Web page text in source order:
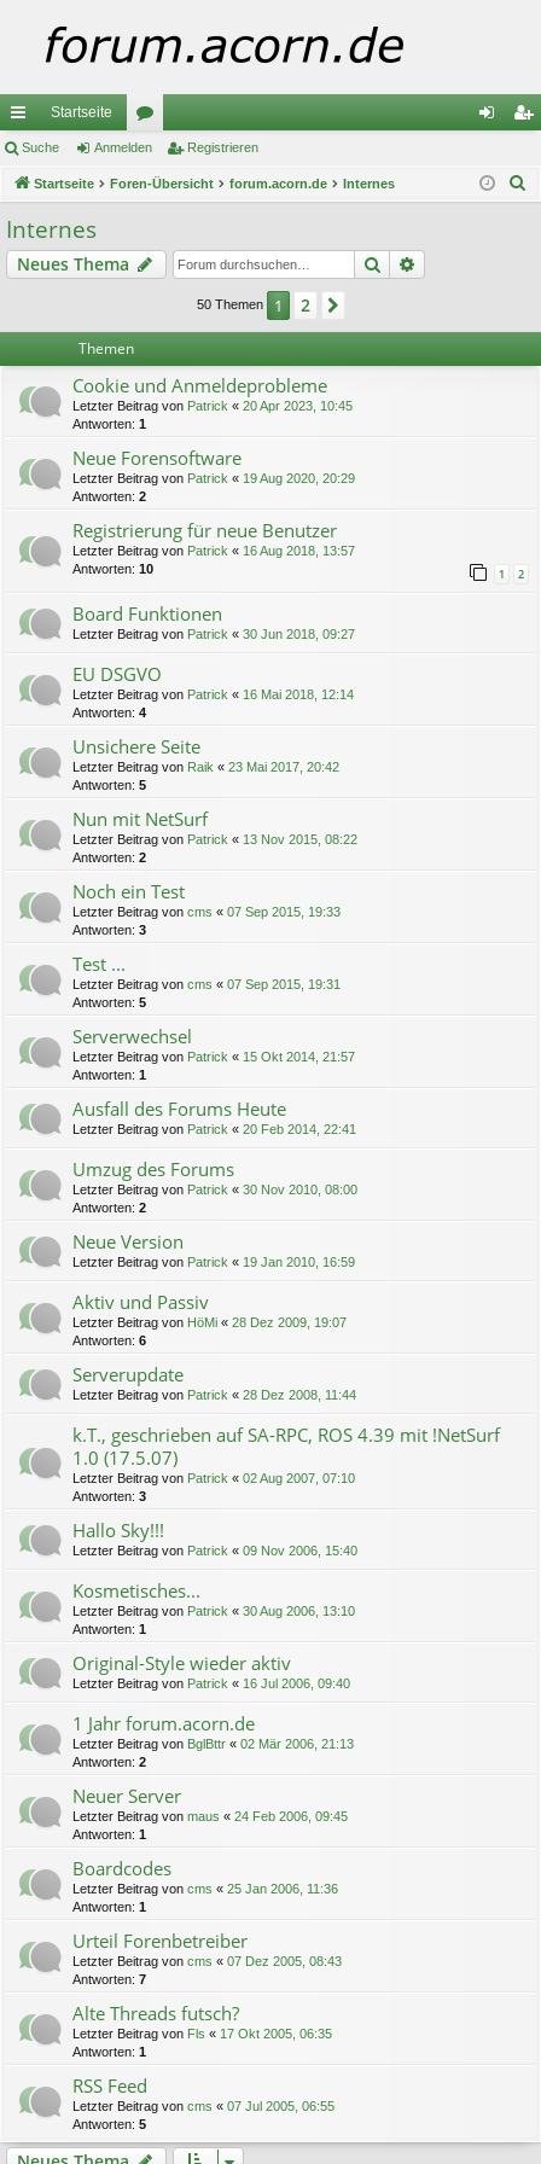
ch
ne
llz
ug
Startseite
or
en m ist
Suche Anmelden Registrieren
Startseite Foren-Übersicht forum.acorn.de Internes
Internes
Neues Thema Suche
50 Themen 1 2
Themen
Cookie und Anmeldeprobleme
Letzter Beitrag von Patrick « 20 Apr 2023, 10:45
Antworten: 1
Neue Forensoftware
Letzter Beitrag von Patrick « 19 Aug 2020, 20:29
Antworten: 2
Registrierung für neue Benutzer
Letzter Beitrag von Patrick « 16 Aug 2018, 13:57
Antworten: 10 1 2
Board Funktionen
Letzter Beitrag von Patrick « 30 Jun 2018, 09:27
EU DSGVO
Letzter Beitrag von Patrick « 16 Mai 2018, 12:14
Antworten: 4
Unsichere Seite
Letzter Beitrag von Raik « 23 Mai 2017, 20:42
Antworten: 5
Nun mit NetSurf
Letzter Beitrag von Patrick « 13 Nov 2015, 08:22
Antworten: 2
Noch ein Test
Letzter Beitrag von cms « 07 Sep 2015, 19:33
Antworten: 3
Test ...
Letzter Beitrag von cms « 07 Sep 2015, 19:31
Antworten: 5
Serverwechsel
Letzter Beitrag von Patrick « 15 Okt 2014, 21:57
Antworten: 1
Ausfall des Forums Heute
Letzter Beitrag von Patrick « 20 Feb 2014, 22:41
Umzug des Forums
Letzter Beitrag von Patrick « 30 Nov 2010, 08:00
Antworten: 2
Neue Version
Letzter Beitrag von Patrick « 19 Jan 2010, 16:59
Aktiv und Passiv
Letzter Beitrag von HöMi « 28 Dez 2009, 19:07
Antworten: 6
Serverupdate
Letzter Beitrag von Patrick « 28 Dez 2008, 11:44
k.T., geschrieben auf SA-RPC, ROS 4.39 mit !NetSurf
1.0 (17.5.07)
Letzter Beitrag von Patrick « 02 Aug 2007, 07:10
Antworten: 3
Hallo Sky!!!
Letzter Beitrag von Patrick « 09 Nov 2006, 15:40
Kosmetisches...
Letzter Beitrag von Patrick « 30 Aug 2006, 13:10
Antworten: 1
Original-Style wieder aktiv
Letzter Beitrag von Patrick « 16 Jul 2006, 09:40
1 Jahr forum.acorn.de
Letzter Beitrag von BglBttr « 02 Mär 2006, 21:13
Antworten: 2
Neuer Server
Letzter Beitrag von maus « 24 Feb 2006, 09:45
Antworten: 1
Boardcodes
Letzter Beitrag von cms « 25 Jan 2006, 11:36
Antworten: 1
Urteil Forenbetreiber
Letzter Beitrag von cms « 07 Dez 2005, 08:43
Antworten: 7
Alte Threads futsch?
Letzter Beitrag von Fls « 17 Okt 2005, 06:35
Antworten: 1
RSS Feed
Letzter Beitrag von cms « 07 Jul 2005, 06:55
Antworten: 5